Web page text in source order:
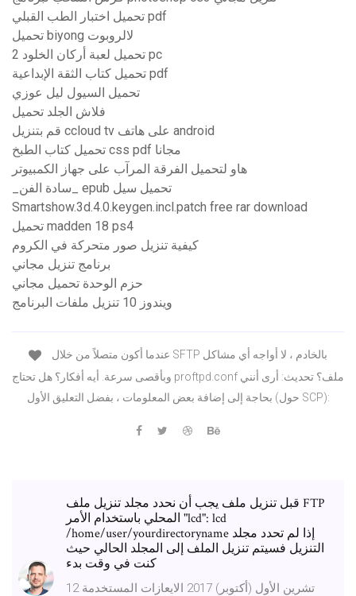
تحميل اختبار الطب القبلي pdf
تحميل biyong لالروبوت
تحميل لعبة أركان الخلود 2 pc
تحميل كتاب الثقة الإبداعية pdf
تحميل السيول ليل عوزي
فلاش الجلد تحميل
قم بتنزيل ccloud tv على هاتف android
تحميل كتاب الطبخ css pdf مجانا
هاو لتحميل الفرقة المرآب على جهاز الكمبيوتر
_سادة الفن_ epub تحميل سيل
Smartshow.3d.4.0.keygen.incl.patch free rar download
تحميل madden 18 ps4
كيفية تنزيل صور متحركة في الكروم
برنامج تنزيل مجاني
حزم الوحدة تحميل مجاني
ويندوز 10 تنزيل ملفات البرنامج
وبأقصى سرعة. أيه أفكار؟ هل تحتاج proftpd.conf ملف؟ تحديث: أرى أنني
بحاجة إلى إضافة بعض المعلومات ، بفضل التعليق الأول (حول SCP):
قبل تنزيل ملف يجب أن نحدد مجلد تنزيل ملف FTP
المحلي باستخدام الأمر "lcd": lcd
/home/user/yourdirectoryname إذا لم تحدد مجلد
التنزيل فسيتم تنزيل الملف إلى المجلد الحالي حيث
كنت في وقت بدء
12 تشرين الأول (أكتوبر) 2017 الايعازات المستخدمة